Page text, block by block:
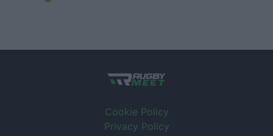
Cookie Policy
Privacy Policy